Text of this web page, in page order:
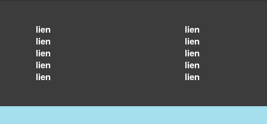
lien
lien
lien
lien
lien
lien
lien
lien
lien
lien